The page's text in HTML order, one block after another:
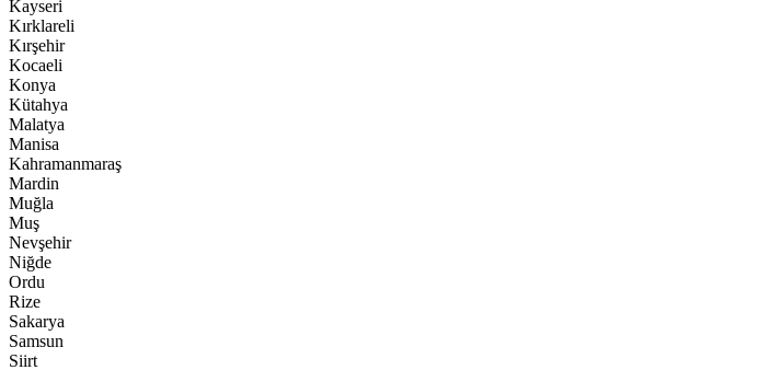
Kayseri
Kırklareli
Kırşehir
Kocaeli
Konya
Kütahya
Malatya
Manisa
Kahramanmaraş
Mardin
Muğla
Muş
Nevşehir
Niğde
Ordu
Rize
Sakarya
Samsun
Siirt